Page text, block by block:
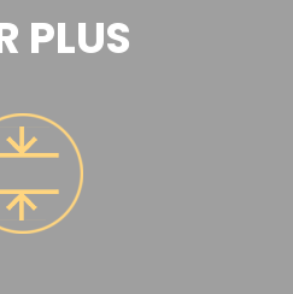
PLUS